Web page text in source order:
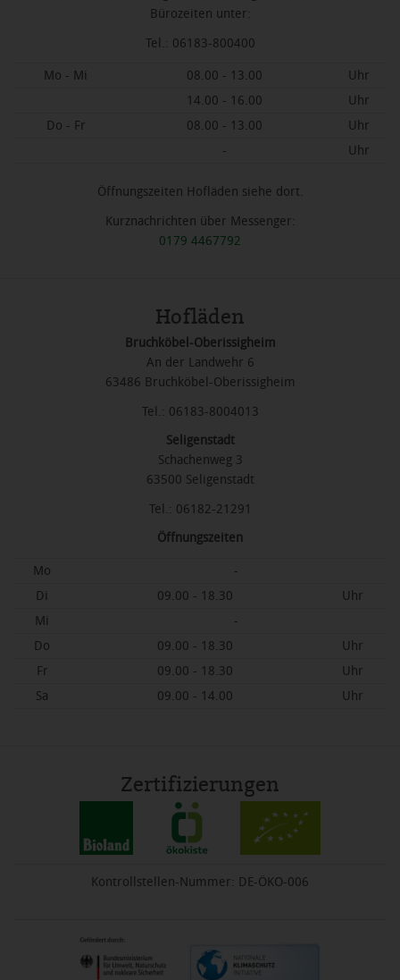
Bürozeiten unter:
Tel.: 06183-800400
Mo - Mi 08.00 - 13.00
Uhr
14.00 - 16.00
Uhr
Do - Fr
08.00 - 13.00
Uhr
-
Uhr
Öffnungszeiten Hofläden siehe dort.
Kurznachrichten über Messenger:
0179 4467792
Hofläden
Bruchköbel-Oberissigheim
An der Landwehr 6
63486 Bruchköbel-Oberissigheim
Tel.: 06183-8004013
Seligenstadt
Schachenweg 3
63500 Seligenstadt
Tel.: 06182-21291
Öffnungszeiten
Mo
-
Di
09.00 - 18.30
Uhr
Mi
-
Do
09.00 - 18.30
Uhr
Fr
09.00 - 18.30
Uhr
Sa
09.00 - 14.00 Uhr
Zertifizierungen
Kontrollstellen-Nummer: DE-ÖKO-006